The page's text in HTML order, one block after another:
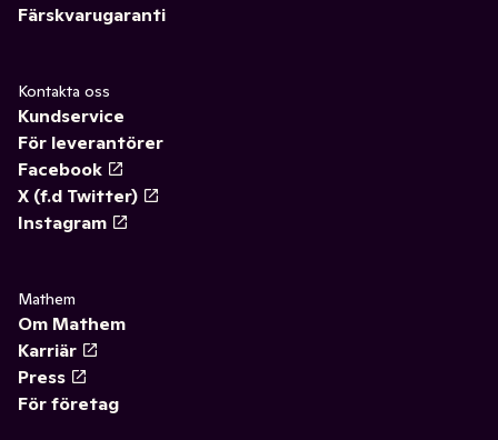
Färskvarugaranti
Kontakta oss
Kundservice
För leverantörer
Facebook
X (f.d Twitter)
Instagram
Mathem
Om Mathem
Karriär
Press
För företag